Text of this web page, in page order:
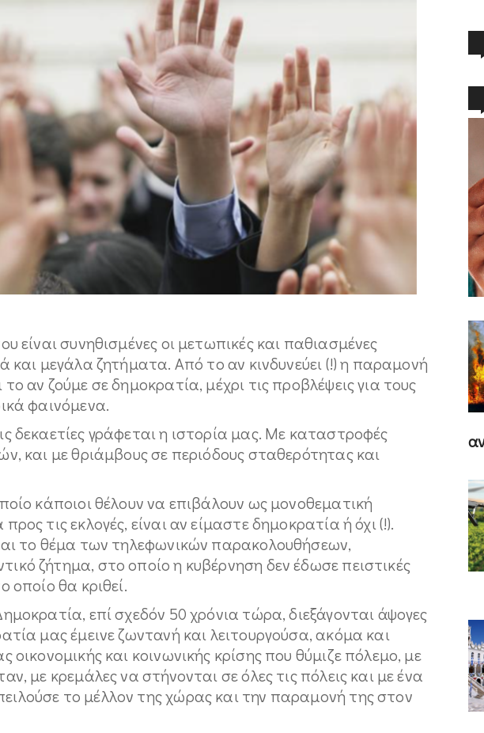
είναι συνηθισμένες οι μετωπικές και παθιασμένες
και μεγάλα ζητήματα. Από το αν κινδυνεύει (!) η παραμονή
αν ζούμε σε δημοκρατία, μέχρι τις προβλέψεις για τους
φαινόμενα.
δεκαετίες γράφεται η ιστορία μας. Με καταστροφές
και με θριάμβους σε περιόδους σταθερότητας και
κάποιοι θέλουν να επιβάλουν ως μονοθεματική
τις εκλογές, είναι αν είμαστε δημοκρατία ή όχι (!).
το θέμα των τηλεφωνικών παρακολουθήσεων,
ζήτημα, στο οποίο η κυβέρνηση δεν έδωσε πειστικές
οποίο θα κριθεί.
επί σχεδόν 50 χρόνια τώρα, διεξάγονται άψογες
μας έμεινε ζωντανή και λειτουργούσα, ακόμα και
οικονομικής και κοινωνικής κρίσης που θύμιζε πόλεμο, με
με κρεμάλες να στήνονται σε όλες τις πόλεις και με ένα
το μέλλον της χώρας και την παραμονή της στον